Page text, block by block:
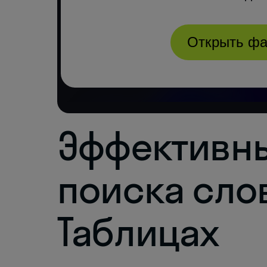
поиска
Таблицах